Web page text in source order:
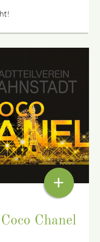
Chanel
+